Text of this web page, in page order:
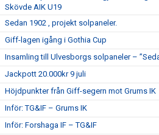
Skövde AIK U19
Sedan 1902 , projekt solpaneler.
Giff-lagen igång i Gothia Cup
Insamling till Ulvesborgs solpaneler –
Jackpott 20.000kr 9 juli
Höjdpunkter från Giff-segern mot Grums IK
Inför: TG&IF – Grums IK
Inför: Forshaga IF – TG&IF